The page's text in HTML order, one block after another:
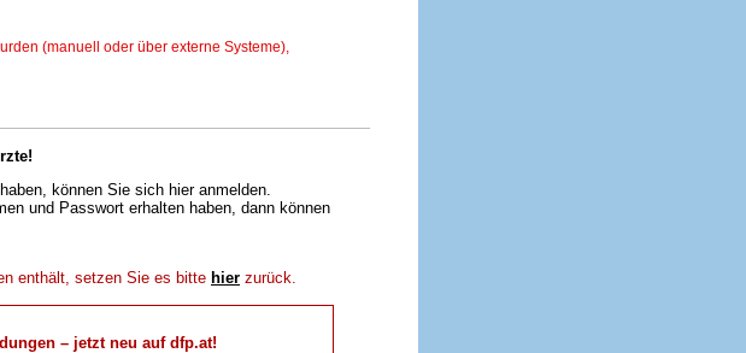
(manuell oder über externe Systeme),
können Sie sich hier anmelden.
und Passwort erhalten haben, dann können
enthält, setzen Sie es bitte hier zurück.
– jetzt neu auf dfp.at!